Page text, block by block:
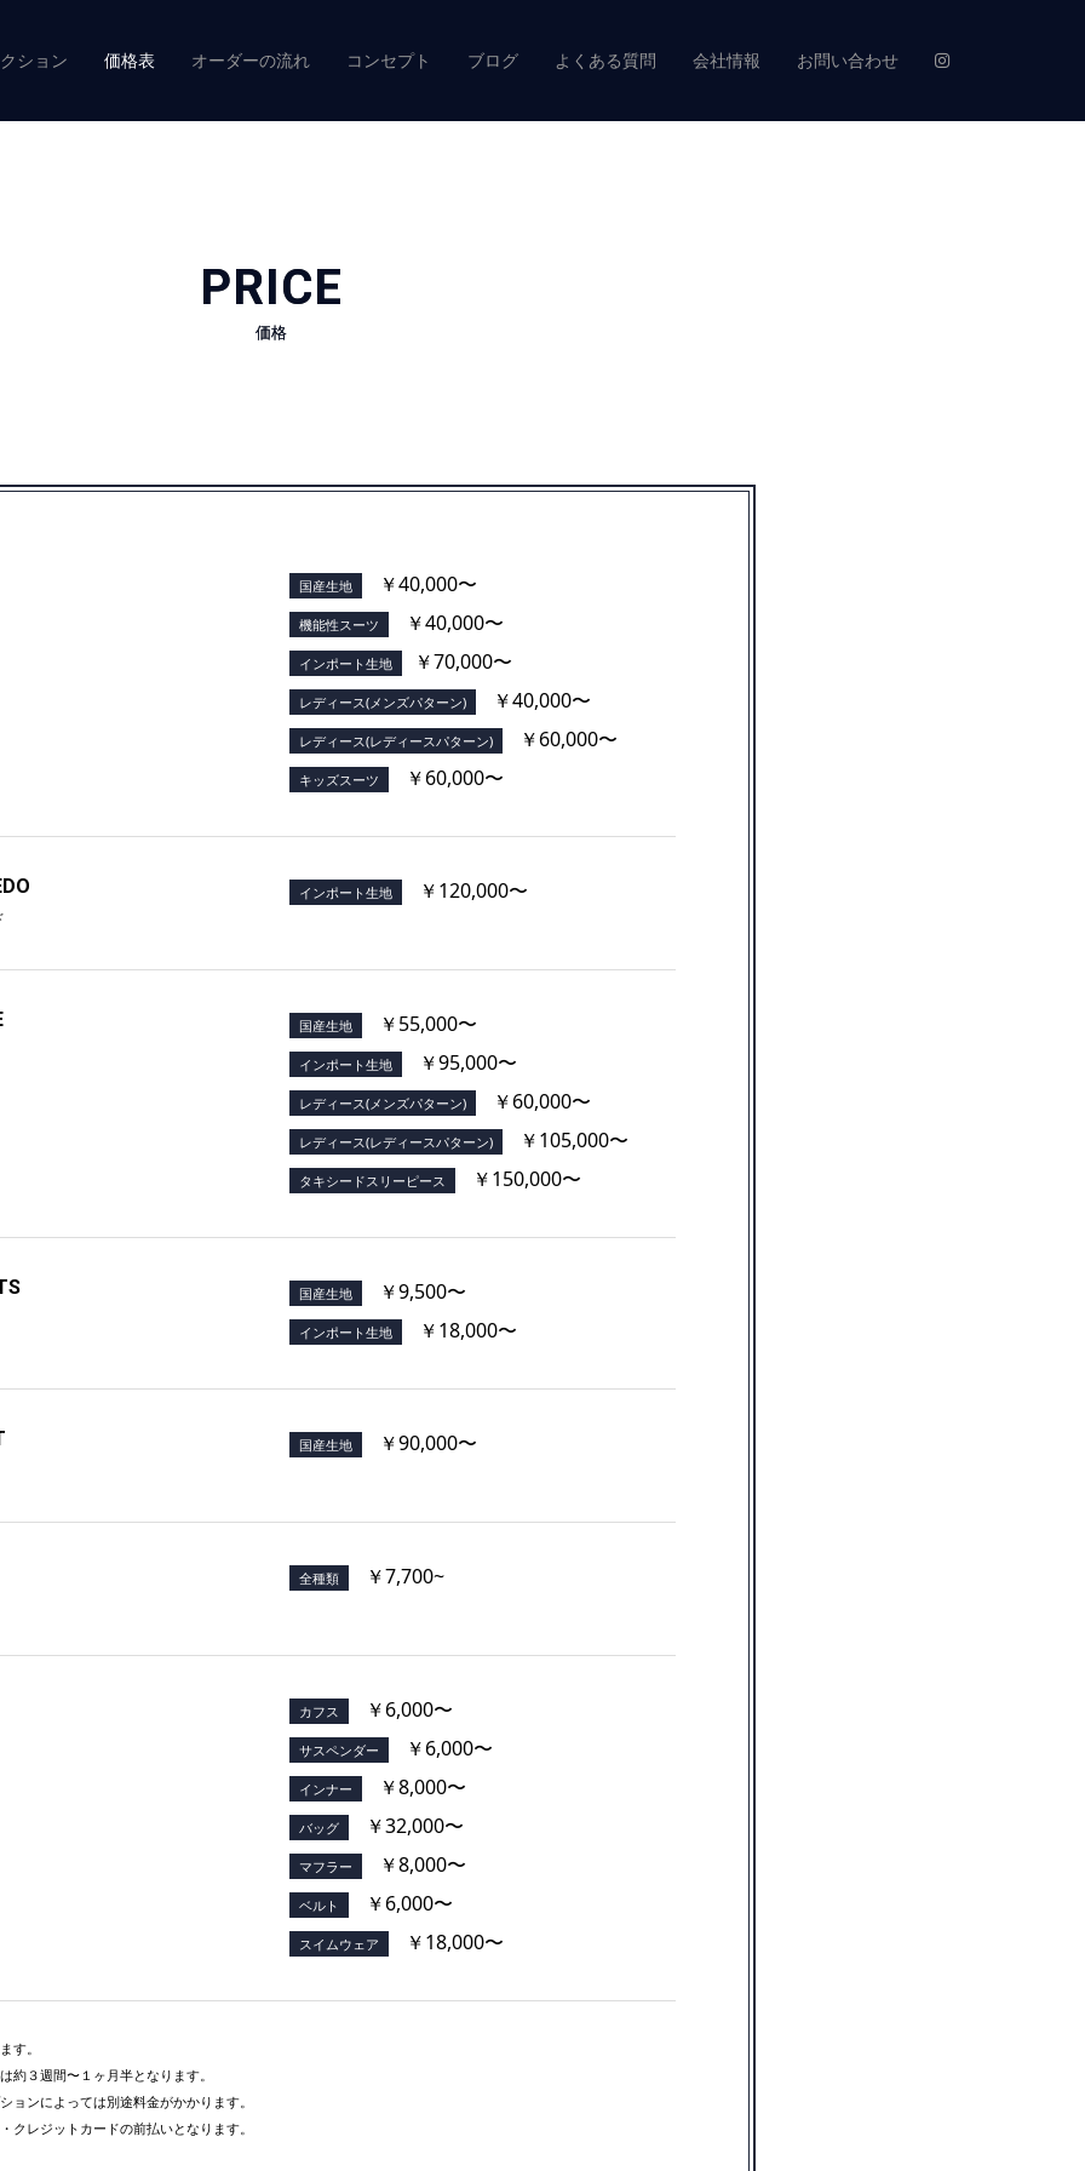
ション 価格表 オーダーの流れ コンセプト ブログ よくある質問 会社情報 お問い合わせ
PRICE
価格
国産生地 ￥40,000〜
機能性スーツ ￥40,000〜
インポート生地 ￥70,000〜
レディース(メンズパターン) ￥40,000〜
レディース(レディースパターン) ￥60,000〜
キッズスーツ ￥60,000〜
インポート生地 ￥120,000〜
国産生地 ￥55,000〜
インポート生地 ￥95,000〜
レディース(メンズパターン) ￥60,000〜
レディース(レディースパターン) ￥105,000〜
タキシードスリーピース ￥150,000〜
国産生地 ￥9,500〜
インポート生地 ￥18,000〜
国産生地 ￥90,000〜
全種類 ￥7,700~
カフス ￥6,000〜
サスペンダー ￥6,000〜
インナー ￥8,000〜
バッグ ￥32,000〜
マフラー ￥8,000〜
ベルト ￥6,000〜
スイムウェア ￥18,000〜
す。
約３週間〜１ヶ月半となります。
ョンによっては別途料金がかかります。
クレジットカードの前払いとなります。